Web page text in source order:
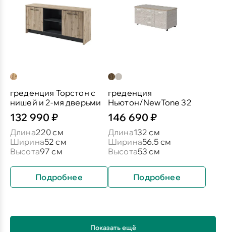
греденция Торстон с
нишей и 2-мя дверьми
132 990 ₽
Длина220 см
Ширина52 см
Высота97 см
Подробнее
греденция
Ньютон/NewTone 32
146 690 ₽
Длина132 см
Ширина56.5 см
Высота53 см
Подробнее
Показать ещё